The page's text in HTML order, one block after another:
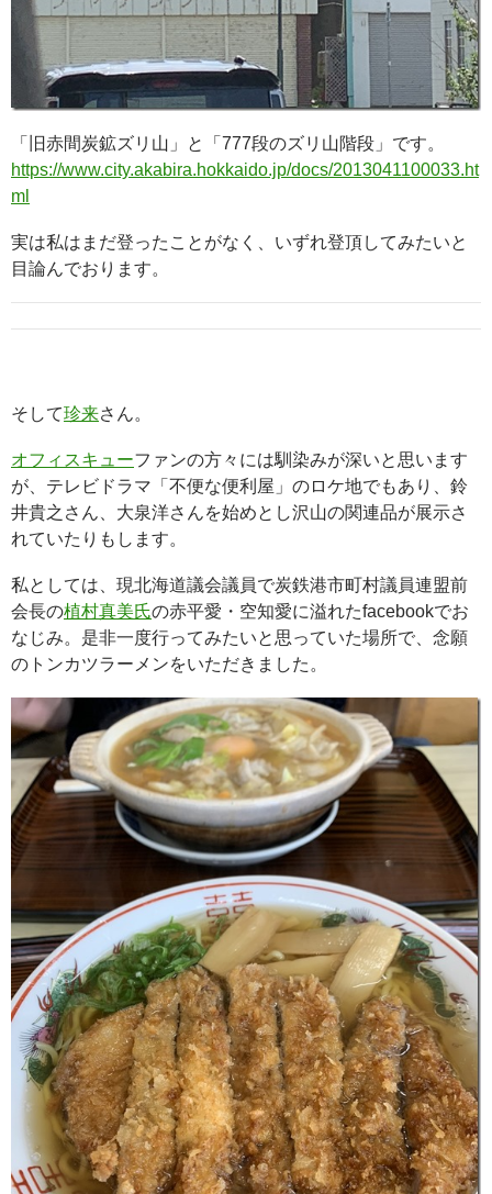
「旧赤間炭鉱ズリ山」と「777段のズリ山階段」です。
https://www.city.akabira.hokkaido.jp/docs/2013041100033.ht
ml
実は私はまだ登ったことがなく、いずれ登頂してみたいと
目論んでおります。
そして珍来さん。
オフィスキューファンの方々には馴染みが深いと思います
が、テレビドラマ「不便な便利屋」のロケ地でもあり、鈴
井貴之さん、大泉洋さんを始めとし沢山の関連品が展示さ
れていたりもします。
私としては、現北海道議会議員で炭鉄港市町村議員連盟前
会長の植村真美氏の赤平愛・空知愛に溢れたfacebookでお
なじみ。是非一度行ってみたいと思っていた場所で、念願
のトンカツラーメンをいただきました。